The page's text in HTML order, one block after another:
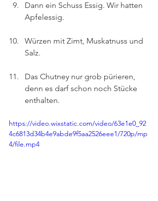
Dann ein Schuss Essig. Wir hatten
Apfelessig.
Würzen mit Zimt, Muskatnuss und
Salz.
Das Chutney nur grob pürieren,
denn es darf schon noch Stücke
enthalten.
https://video.wixstatic.com/video/63e1e0_92
4c6813d34b4e9abde9f5aa2526eee1/720p/mp
4/file.mp4